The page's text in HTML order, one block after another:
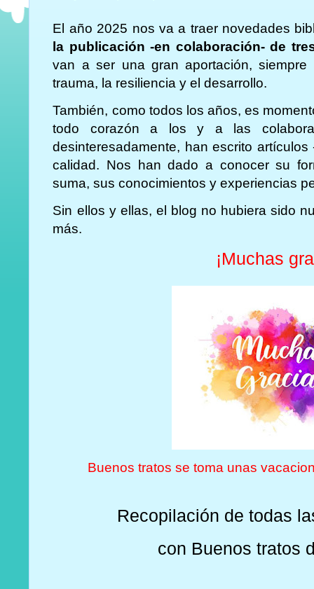
El año 2025 nos va a traer novedades
la publicación -en colaboración- de
van a ser una gran aportación,
trauma, la resiliencia y el desarrollo.
También, como todos los años, es
todo corazón a los y a las
desinteresadamente, han escrito
calidad. Nos han dado a conocer su
suma, sus conocimientos y experiencias
Sin ellos y ellas, el blog no hubiera sido
más.
¡Muchas
Buenos tratos se toma unas
Recopilación de todas
con Buenos tratos